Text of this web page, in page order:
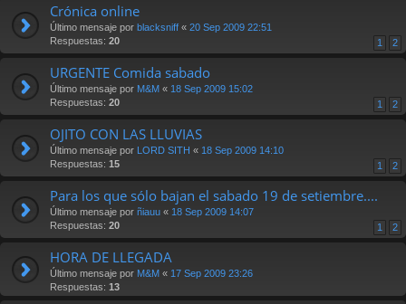
Crónica online
Último mensaje por blacksniff « 20 Sep 2009 22:51
Respuestas: 20 1 2
URGENTE Comida sabado
Último mensaje por M&M « 18 Sep 2009 15:02
Respuestas: 20 1 2
OJITO CON LAS LLUVIAS
Último mensaje por LORD SITH « 18 Sep 2009 14:10
Respuestas: 15 1 2
Para los que sólo bajan el sabado 19 de setiembre....
Último mensaje por ñiauu « 18 Sep 2009 14:07
Respuestas: 20 1 2
HORA DE LLEGADA
Último mensaje por M&M « 17 Sep 2009 23:26
Respuestas: 13